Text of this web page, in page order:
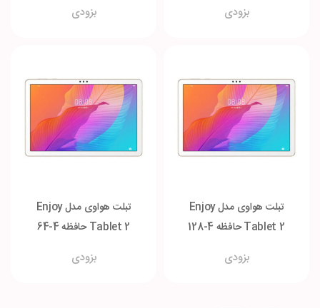
بزودی بزودی
تبلت هواوی مدل Enjoy
Tablet 2 حافظه 4-128
بزودی
تبلت هواوی مدل Enjoy
Tablet 2 حافظه 4-64
بزودی